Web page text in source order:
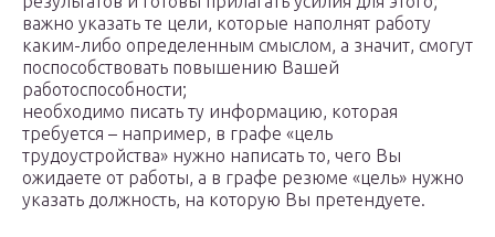
важно указать те цели, которые наполнят работу
каким-либо определенным смыслом, а значит, смогут
поспособствовать повышению Вашей
работоспособности;
необходимо писать ту информацию, которая
требуется – например, в графе «цель
трудоустройства» нужно написать то, чего Вы
ожидаете от работы, а в графе резюме «цель» нужно
указать должность, на которую Вы претендуете.